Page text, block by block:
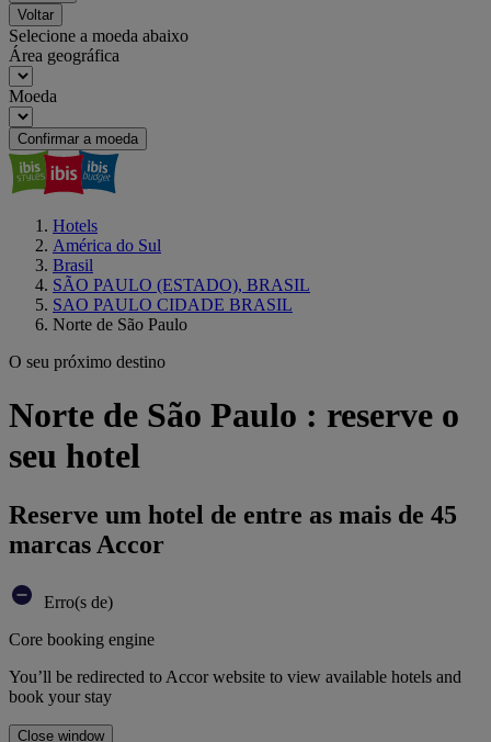
Voltar
Selecione a moeda abaixo
Área geográfica
Moeda
Confirmar a moeda
Hotels
América do Sul
Brasil
SÃO PAULO (ESTADO), BRASIL
SAO PAULO CIDADE BRASIL
Norte de São Paulo
O seu próximo destino
Norte de São Paulo : reserve o
seu hotel
Reserve um hotel de entre as mais de 45
marcas Accor
Erro(s de)
Core booking engine
You’ll be redirected to Accor website to view available hotels and
book your stay
Close window